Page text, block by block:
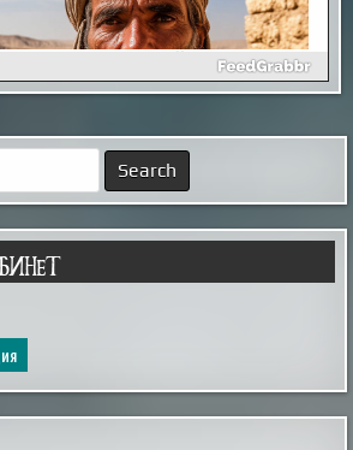
лет назад
череп» был найден
на территории города Иерихон
берег реки Иордан, в то время —
в
одним из самых древних
по оценкам археологов, люди
в этих местах на уж...